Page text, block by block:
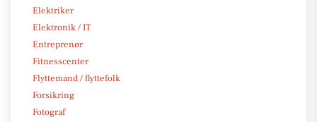
Elektriker
Elektronik / IT
Entreprenør
Fitnesscenter
Flyttemand / flyttefolk
Forsikring
Fotograf